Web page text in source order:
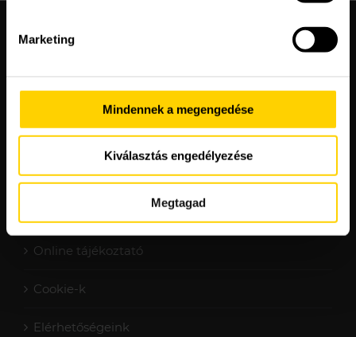
Marketing
Mindennek a megengedése
Kiválasztás engedélyezése
Megtagad
Adatvédelmi nyilatkozat
Online tájékoztató
Cookie-k
Elérhetőségeink